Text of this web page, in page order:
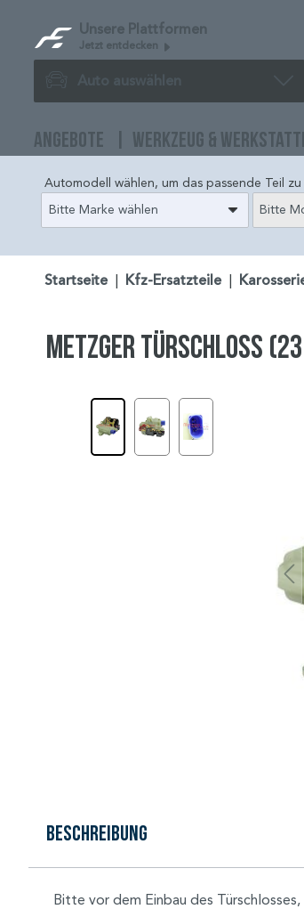
Unsere Plattformen
Jetzt entdecken
Auto auswählen
ANGEBOTE WERKZEUG &
Automodell wählen, um das passende Teil
Bitte Marke wählen
Bitte
Startseite Kfz-Ersatzteile
METZGER Türschloss
Beschreibung
Bitte vor dem Einbau des